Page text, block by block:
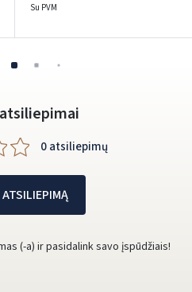
Su PVM
0 atsiliepimų
(-a) ir pasidalink savo įspūdžiais!